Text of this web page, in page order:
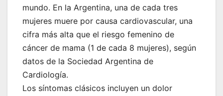
mundo. En la Argentina, una de cada tres
mujeres muere por causa cardiovascular, una
cifra más alta que el riesgo femenino de
cáncer de mama (1 de cada 8 mujeres), según
datos de la Sociedad Argentina de
Cardiología.
Los síntomas clásicos incluyen un dolor